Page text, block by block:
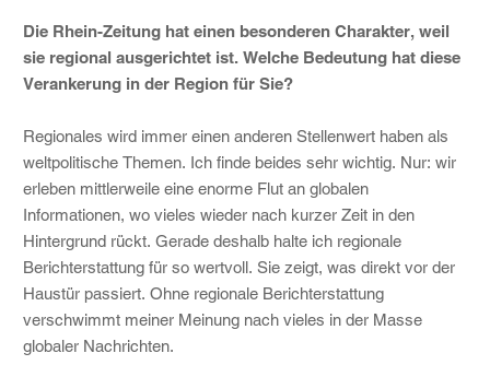
Die Rhein-Zeitung hat einen besonderen Charakter, weil
sie regional ausgerichtet ist. Welche Bedeutung hat diese
Verankerung in der Region für Sie?
Regionales wird immer einen anderen Stellenwert haben als
weltpolitische Themen. Ich finde beides sehr wichtig. Nur: wir
erleben mittlerweile eine enorme Flut an globalen
Informationen, wo vieles wieder nach kurzer Zeit in den
Hintergrund rückt. Gerade deshalb halte ich regionale
Berichterstattung für so wertvoll. Sie zeigt, was direkt vor der
Haustür passiert. Ohne regionale Berichterstattung
verschwimmt meiner Meinung nach vieles in der Masse
globaler Nachrichten.